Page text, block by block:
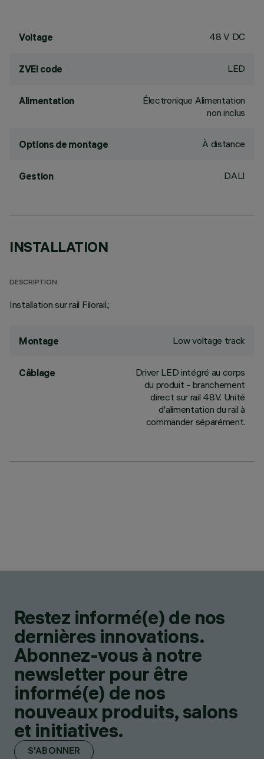
Voltage 48 V DC
ZVEI code LED
Alimentation
Électronique Alimentation
non inclus
Options de montage À distance
Gestion DALI
INSTALLATION
DESCRIPTION
Installation sur rail Filorail.;
Montage Low voltage track
Câblage
Driver LED intégré au corps
du produit - branchement
direct sur rail 48V. Unité
d'alimentation du rail à
commander séparément.
Restez informé(e) de nos
dernières innovations.
Abonnez-vous à notre
newsletter pour être
informé(e) de nos
nouveaux produits, salons
et initiatives.
S'ABONNER